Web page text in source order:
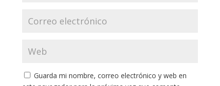
Guarda mi nombre, correo electrónico y web en